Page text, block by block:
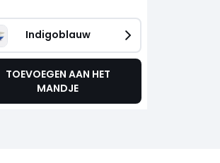
Indigoblauw
TOEVOEGEN AAN HET
MANDJE